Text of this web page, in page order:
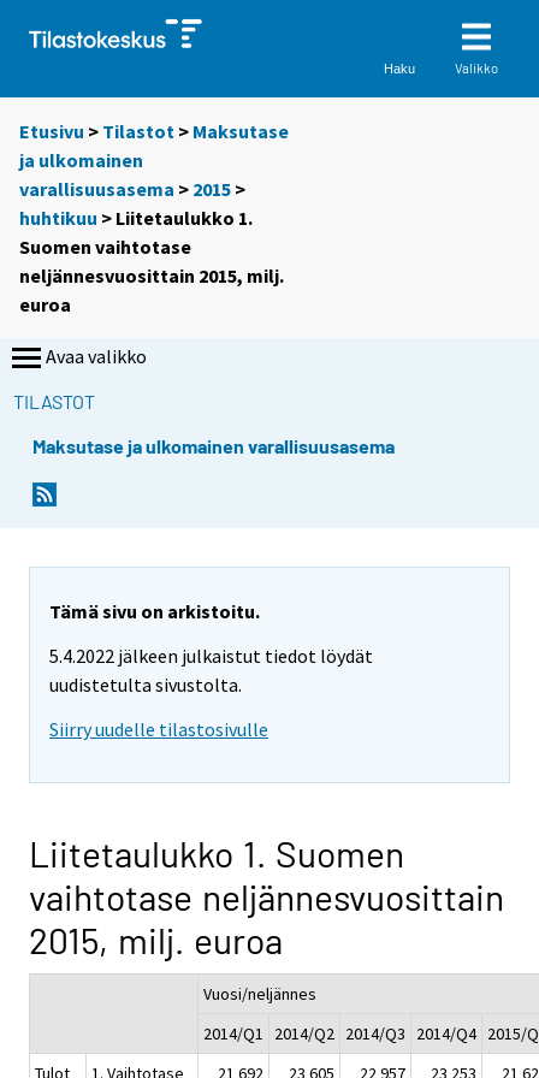
Haku Valikko
Etusivu > Tilastot > Maksutase
ja ulkomainen
varallisuusasema > 2015 >
huhtikuu > Liitetaulukko 1.
Suomen vaihtotase
neljännesvuosittain 2015, milj.
euroa
Avaa valikko
TILASTOT
Maksutase ja ulkomainen varallisuusasema
Tämä sivu on arkistoitu.
5.4.2022 jälkeen julkaistut tiedot löydät
uudistetulta sivustolta.
Siirry uudelle tilastosivulle
Liitetaulukko 1. Suomen
vaihtotase neljännesvuosittain
2015, milj. euroa
Vuosi/neljännes
2014/Q1
2014/Q2 2014/Q3 2014/Q4 2015/
Tulot
1. Vaihtotase 21 692 23 605 22 957 23 253
21